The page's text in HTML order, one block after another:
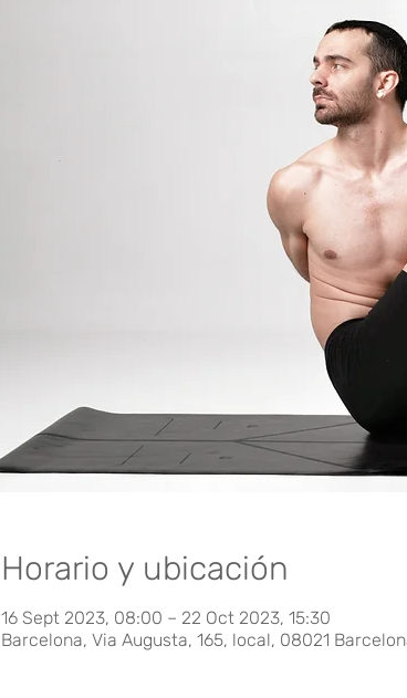
Horario y ubicación
16 Sept 2023, 08:00 – 22 Oct 2023, 15:30
Barcelona, Via Augusta, 165, local, 08021